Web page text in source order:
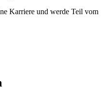
Karriere und werde Teil vom